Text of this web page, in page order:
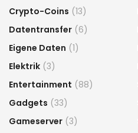
Crypto-Coins (13)
Datentransfer (6)
Eigene Daten (1)
Elektrik (3)
Entertainment (88)
Gadgets (33)
Gameserver (3)